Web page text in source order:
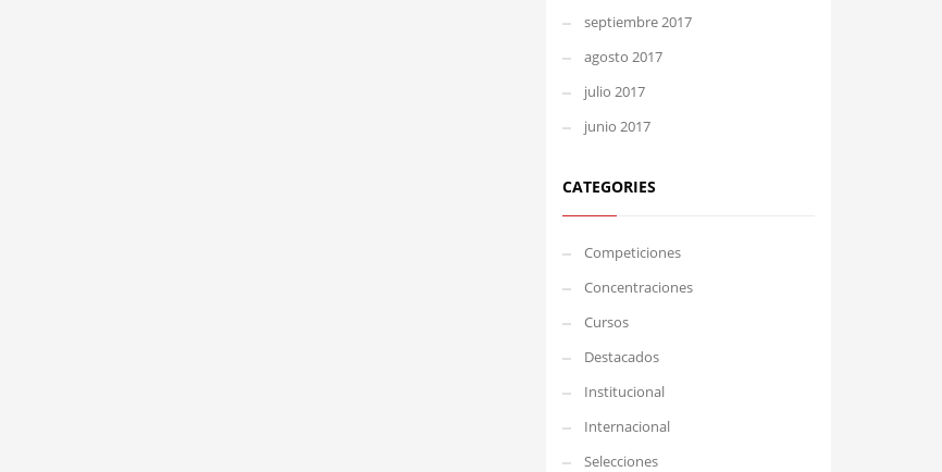
septiembre 2017
agosto 2017
julio 2017
junio 2017
CATEGORIES
Competiciones
Concentraciones
Cursos
Destacados
Institucional
Internacional
Selecciones